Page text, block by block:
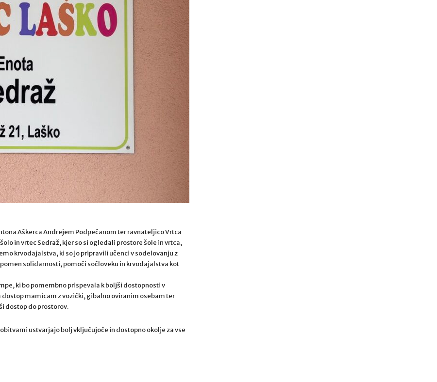
Aškerca Andrejem Podpečanom ter ravnateljico Vrtca
in vrtec Sedraž, kjer so si ogledali prostore šole in vrtca,
krvodajalstva, ki so jo pripravili učenci v sodelovanju z
solidarnosti, pomoči sočloveku in krvodajalstva kot
ki bo pomembno prispevala k boljši dostopnosti v
mamicam z vozički, gibalno oviranim osebam ter
dostop do prostorov.
ustvarjajo bolj vključujoče in dostopno okolje za vse